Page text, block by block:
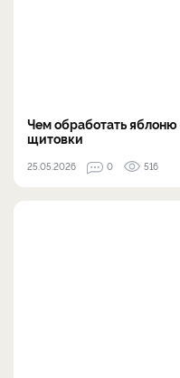
Чем обработать
щитовки
25.05.2026 0 516